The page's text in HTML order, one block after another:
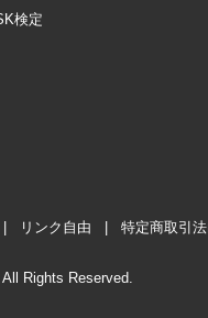
検定
リンク自由 特定商取引
Rights Reserved.